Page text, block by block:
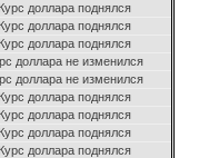
Курс доллара поднялся
Курс доллара поднялся
Курс доллара поднялся
доллара не изменился
доллара не изменился
Курс доллара поднялся
Курс доллара поднялся
Курс доллара поднялся
Курс доллара поднялся